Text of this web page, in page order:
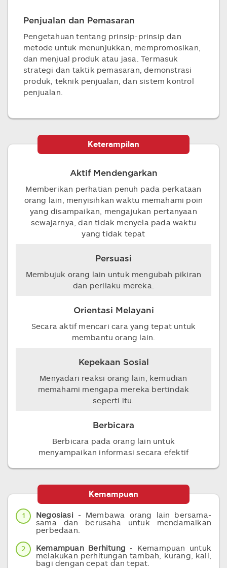
Penjualan dan Pemasaran
Pengetahuan tentang prinsip-prinsip dan
metode untuk menunjukkan, mempromosikan,
dan menjual produk atau jasa. Termasuk
strategi dan taktik pemasaran, demonstrasi
produk, teknik penjualan, dan sistem kontrol
penjualan.
Keterampilan
Aktif Mendengarkan
Memberikan perhatian penuh pada perkataan
orang lain, menyisihkan waktu memahami poin
yang disampaikan, mengajukan pertanyaan
sewajarnya, dan tidak menyela pada waktu
yang tidak tepat
Persuasi
Membujuk orang lain untuk mengubah pikiran
dan perilaku mereka.
Orientasi Melayani
Secara aktif mencari cara yang tepat untuk
membantu orang lain.
Kepekaan Sosial
Menyadari reaksi orang lain, kemudian
memahami mengapa mereka bertindak
seperti itu.
Berbicara
Berbicara pada orang lain untuk
menyampaikan informasi secara efektif
Kemampuan
1 Negosiasi - Membawa orang lain bersama-
sama dan berusaha untuk mendamaikan
perbedaan.
2 Kemampuan Berhitung - Kemampuan untuk
melakukan perhitungan tambah, kurang, kali,
bagi dengan cepat dan tepat.